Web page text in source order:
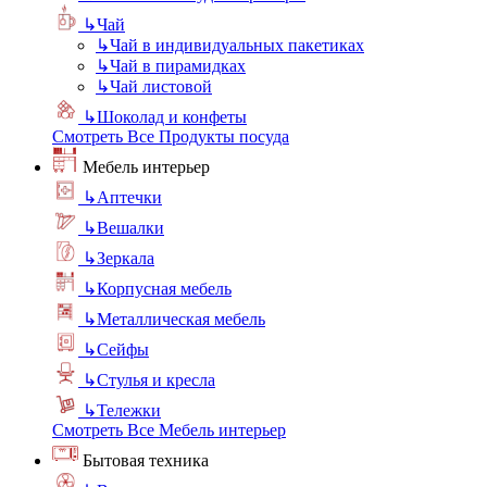
↳Чай
↳Чай в индивидуальных пакетиках
↳Чай в пирамидках
↳Чай листовой
↳Шоколад и конфеты
Смотреть Все Продукты посуда
Мебель интерьер
↳Аптечки
↳Вешалки
↳Зеркала
↳Корпусная мебель
↳Металлическая мебель
↳Сейфы
↳Стулья и кресла
↳Тележки
Смотреть Все Мебель интерьер
Бытовая техника